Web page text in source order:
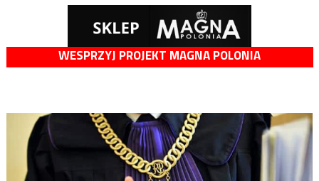
WESPRZYJ PROJEKT MAGNA POLONIA